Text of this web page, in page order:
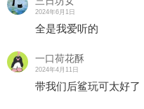
2024年6月1日
全是我爱听的
一口荷花酥
2024年4月11日
带我们后鲨玩可太好了